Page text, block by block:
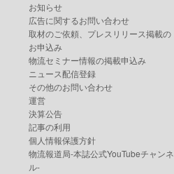
お知らせ
広告に関するお問い合わせ
取材のご依頼、プレスリリース掲載の
お申込み
物流セミナー情報の掲載申込み
ニュース配信登録
その他のお問い合わせ
運営
決算公告
記事の利用
個人情報保護方針
物流報道局-本誌公式YouTubeチャンネ
ル-